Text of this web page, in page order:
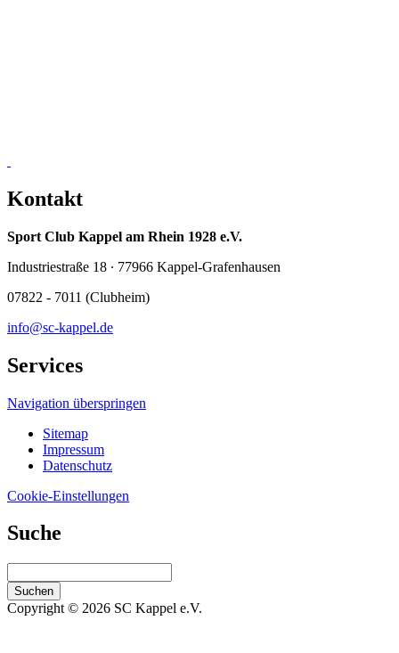
Kontakt
Sport Club Kappel am Rhein 1928 e.V.
Industriestraße 18 ∙ 77966 Kappel-Grafenhausen
07822 - 7011 (Clubheim)
info@sc-kappel.de
Services
Navigation überspringen
Sitemap
Impressum
Datenschutz
Cookie-Einstellungen
Suche
Suchen
Copyright © 2026 SC Kappel e.V.